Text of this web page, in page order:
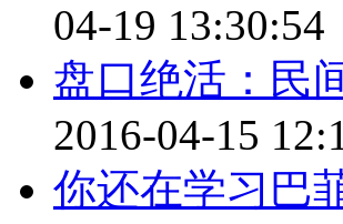
04-19 13:30:54
盘口绝活：民
2016-04-15
你还在学习巴